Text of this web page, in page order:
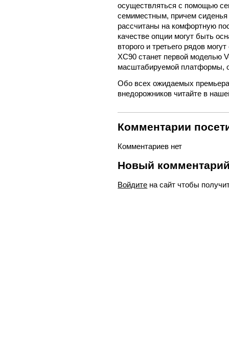
осуществляться с помощью
семиместным, причем сиденья
рассчитаны на комфортную
качестве опции могут быть
второго и третьего рядов
XC90 станет первой моделью
масштабируемой платформы,
Обо всех ожидаемых
внедорожников читайте в
Комментарии
Комментариев нет
Новый
Войдите на сайт чтобы